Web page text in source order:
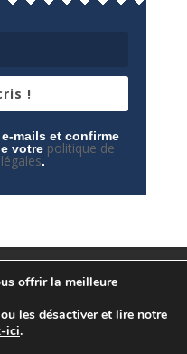
!
mails et confirme
votre politique de
.
de confidentialité
offrir la meilleure
les désactiver et lire notre
ici.